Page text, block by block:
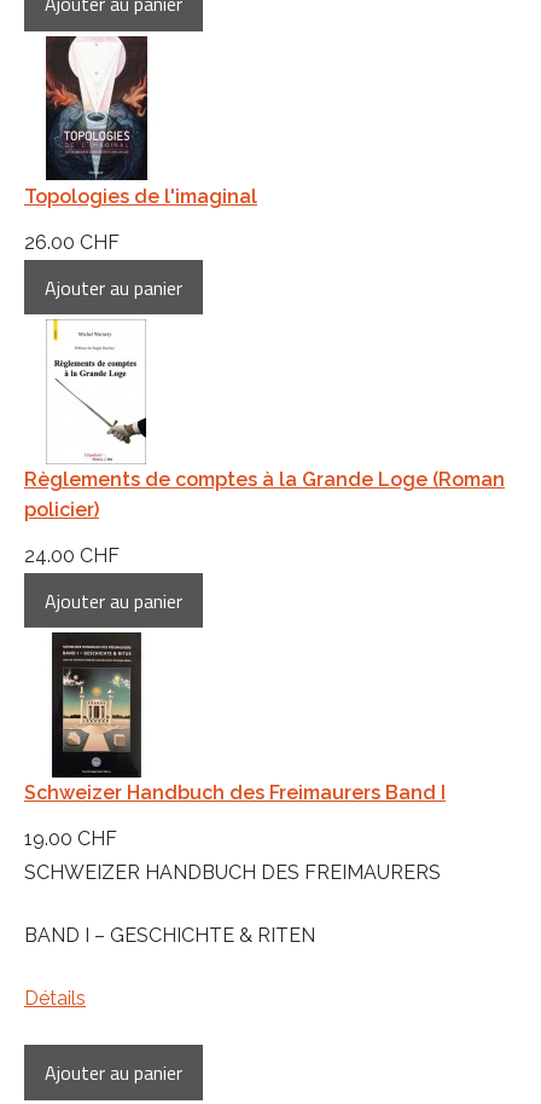
Topologies de l'imaginal
26.00 CHF
Règlements de comptes à la Grande Loge (Roman
policier)
24.00 CHF
Schweizer Handbuch des Freimaurers Band I
19.00 CHF
SCHWEIZER HANDBUCH DES FREIMAURERS
BAND I – GESCHICHTE & RITEN
Détails